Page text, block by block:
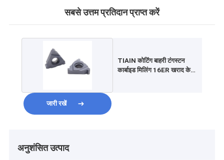
सबसे उत्तम प्रतिदान प्राप्त करें
TIAIN कोटिंग बाहरी टंगस्टन
कार्बाइड मिलिंग 16ER खराद के
जारी रखें
अनुशंसित उत्पाद